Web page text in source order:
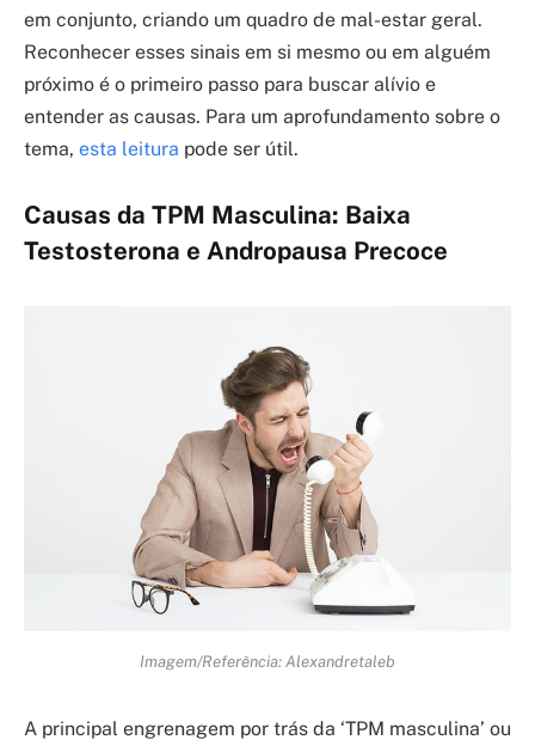
em conjunto, criando um quadro de mal-estar geral.
Reconhecer esses sinais em si mesmo ou em alguém
próximo é o primeiro passo para buscar alívio e
entender as causas. Para um aprofundamento sobre o
tema, esta leitura pode ser útil.
Causas da TPM Masculina: Baixa
Testosterona e Andropausa Precoce
Imagem/Referência: Alexandretaleb
A principal engrenagem por trás da ‘TPM masculina’ ou